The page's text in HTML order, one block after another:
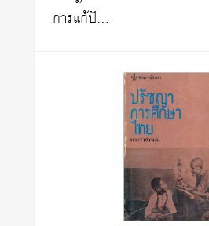
การแก้ปั…